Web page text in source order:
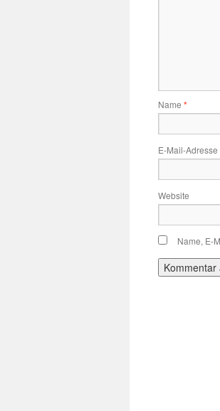
Name *
E-Mail-Adresse
Website
Name, E-